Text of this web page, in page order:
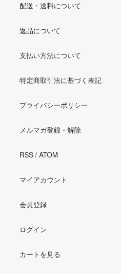
配送・送料について
返品について
支払い方法について
特定商取引法に基づく表記
プライバシーポリシー
メルマガ登録・解除
RSS / ATOM
マイアカウント
会員登録
ログイン
カートを見る